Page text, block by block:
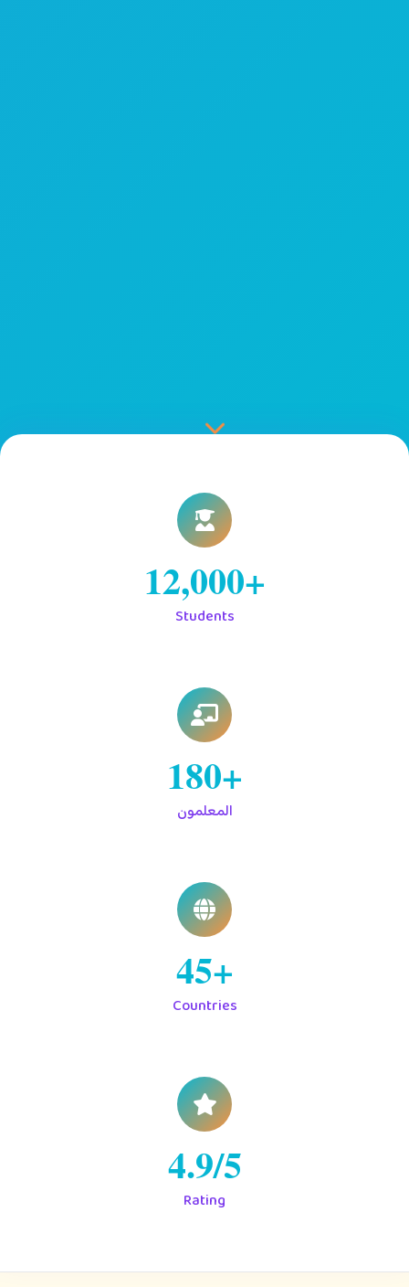
+12,000
Students
+180
المعلمون
+45
Countries
4.9/5
Rating